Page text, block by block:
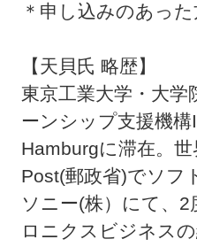
＊申し込みのあっ
【天貝氏 略歴】
東京工業大学・大
ーンシップ支援機
Hamburgに滞在。
Post(郵政省)でソフ
ソニー(株）にて、
ロニクスビジネスの